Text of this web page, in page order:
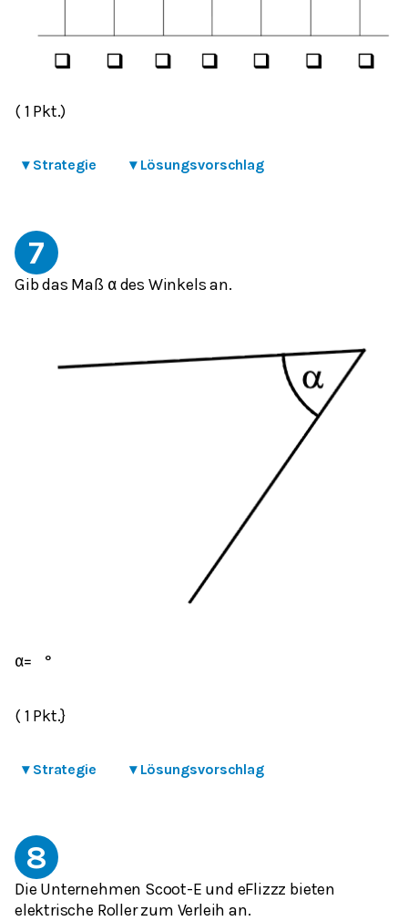
( 1 Pkt.)
▾ Strategie ▾ Lösungsvorschlag
7
Gib das Maß αdes Winkels an.
α= °
( 1 Pkt.}
▾ Strategie ▾ Lösungsvorschlag
8
Die Unternehmen Scoot-E und eFlizzz bieten
elektrische Roller zum Verleih an.